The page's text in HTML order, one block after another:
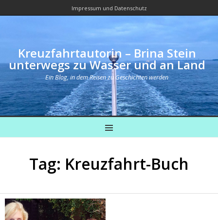
Impressum und Datenschutz
Kreuzfahrtautorin – Brina Stein
unterwegs zu Wasser und an Land
Ein Blog, in dem Reisen zu Geschichten werden
MENU
Tag: Kreuzfahrt-Buch